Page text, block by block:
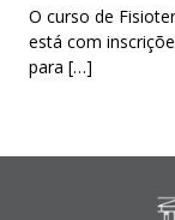
O curso de
está com
para […]